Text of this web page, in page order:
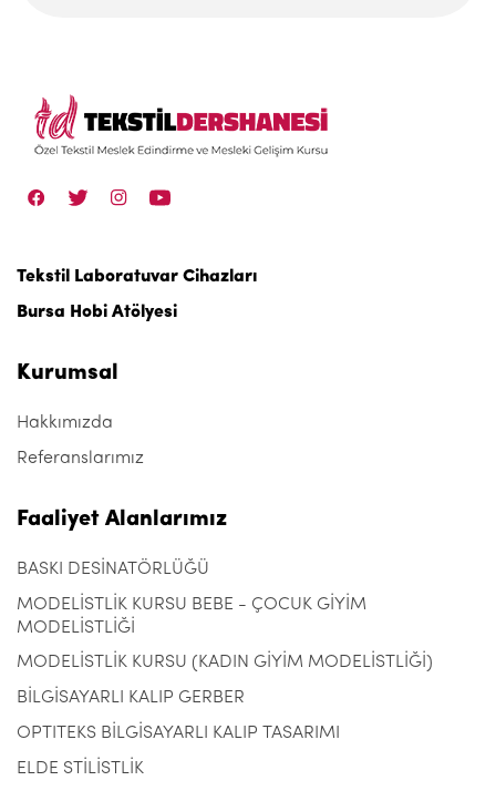
Tekstil Laboratuvar Cihazları
Bursa Hobi Atölyesi
Kurumsal
Hakkımızda
Referanslarımız
Faaliyet Alanlarımız
BASKI DESİNATÖRLÜĞÜ
MODELİSTLİK KURSU BEBE - ÇOCUK GİYİM
MODELİSTLİĞİ
MODELİSTLİK KURSU (KADIN GİYİM MODELİSTLİĞİ)
BİLGİSAYARLI KALIP GERBER
OPTITEKS BİLGİSAYARLI KALIP TASARIMI
ELDE STİLİSTLİK